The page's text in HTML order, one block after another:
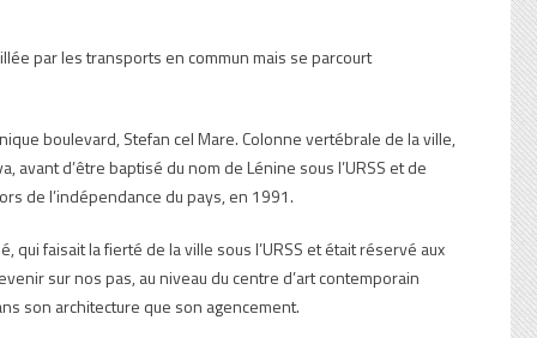
par les transports en commun mais se parcourt
boulevard, Stefan cel Mare. Colonne vertébrale de la ville,
d’être baptisé du nom de Lénine sous l’URSS et de
de l’indépendance du pays, en 1991.
faisait la fierté de la ville sous l’URSS et était réservé aux
sur nos pas, au niveau du centre d’art contemporain
son architecture que son agencement.